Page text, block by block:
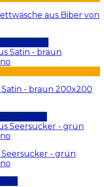
aus Biber von
ansehen
- braun 200x200
ansehen
- grün